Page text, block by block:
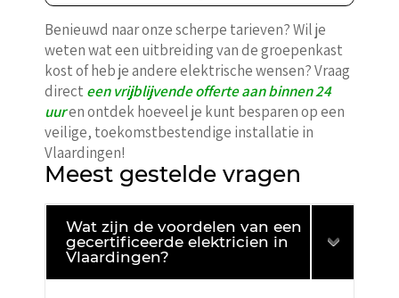
Benieuwd naar onze scherpe tarieven? Wil je
weten wat een uitbreiding van de groepenkast
kost of heb je andere elektrische wensen? Vraag
direct een vrijblijvende offerte aan binnen 24
uuren ontdek hoeveel je kunt besparen op een
veilige, toekomstbestendige installatie in
Vlaardingen!
Meest gestelde vragen
Wat zijn de voordelen van een
gecertificeerde elektricien in
Vlaardingen?